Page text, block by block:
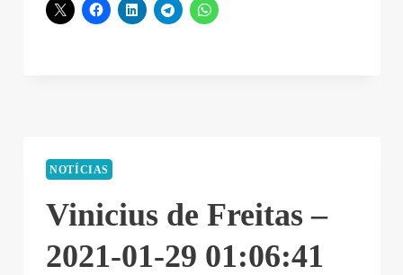
01-
NOTÍCIAS
Vinicius de Freitas –
2021-01-29 01:06:41